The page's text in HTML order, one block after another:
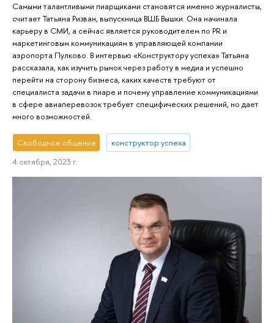
Самыми талантливыми пиарщиками становятся именно журналисты,
считает Татьяна Ризван, выпускница ВШБ Вышки. Она начинала
карьеру в СМИ, а сейчас является руководителем по PR и
маркетинговым коммуникациям в управляющей компании
аэропорта Пулково. В интервью «Конструктору успеха» Татьяна
рассказала, как изучить рынок через работу в медиа и успешно
перейти на сторону бизнеса, каких качеств требуют от
специалиста задачи в пиаре и почему управление коммуникациями
в сфере авиаперевозок требует специфических решений, но дает
много возможностей.
Свободное общение
конструктор успеха
4 октября, 2023 г.